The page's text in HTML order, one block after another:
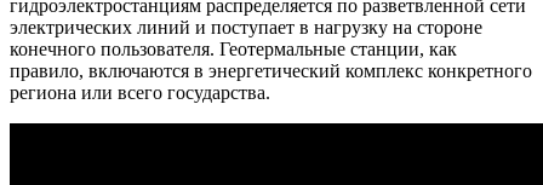
гидроэлектростанциям распределяется по разветвленной сети
электрических линий и поступает в нагрузку на стороне
конечного пользователя. Геотермальные станции, как
правило, включаются в энергетический комплекс конкретного
региона или всего государства.